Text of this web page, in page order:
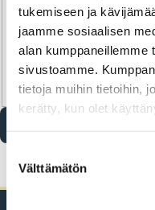
tukemiseen ja
jaamme sosiaalisen
alan kumppaneillemme
sivustoamme.
tietoja muihin tietoihin,
kerätty, kun olet
valinta
Välttämätön
Aloita
Kysymystä käytetään
estämään roskapostia.